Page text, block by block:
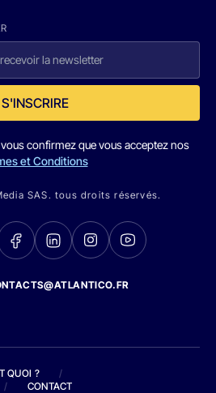
S'INSCRIRE
confirmez que vous acceptez nos
et Conditions
SAS. tous droits réservés.
QUOI ?
/
/ CONTACT